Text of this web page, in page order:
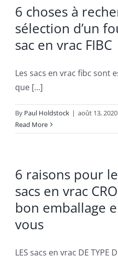
6 choses à
sélection d’un
sac en vrac FIBC
Les sacs en vrac fibc sont
que [...]
By Paul Holdstock | août 13, 2020
Read More
6 raisons pour
sacs en vrac
bon emballage
vous
LES sacs en vrac DE TYPE